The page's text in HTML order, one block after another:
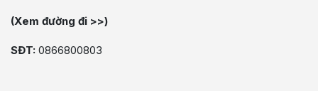
(Xem đường đi >>)
SĐT: 0866800803